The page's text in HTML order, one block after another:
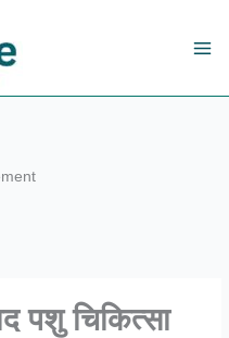
पशु चिकित्सा